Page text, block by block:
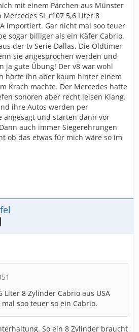
mit einem Pärchen aus Münster
SL r107 5,6 Liter 8
importiert. Gar nicht mal soo teuer
sogar billiger als ein Käfer Cabrio.
der tv Serie Dallas. Die Oldtimer
sie angesprochen werden und
ja gute Übung! Der v8 war wohl
hörte ihn aber kaum hinter einem
Krach machte. Der Mercedes hatte
sonoren aber recht leisen Klang.
ihre Autos werden per
angesagt und starten dann vor
auch immer Siegerehrungen
ob das etwas für mich wäre so im
Liter 8 Zylinder Cabrio aus USA
soo teuer so ein Cabrio.
So ein 8 Zylinder braucht